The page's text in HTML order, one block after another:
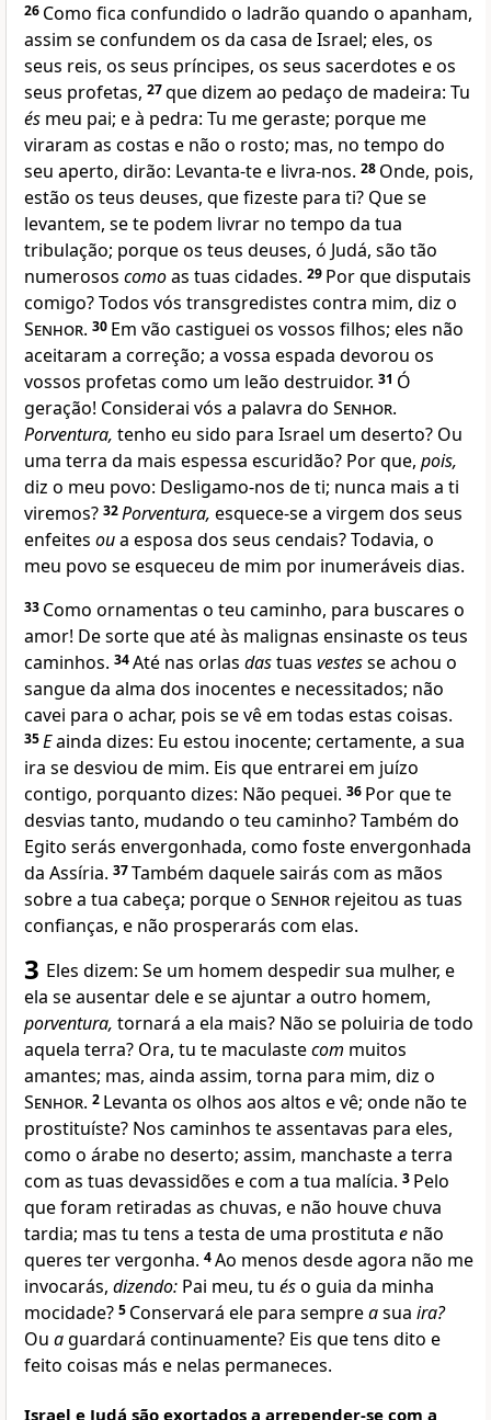
26 Como fica confundido o ladrão quando o apanham,
assim se confundem os da casa de Israel; eles, os
seus reis, os seus príncipes, os seus sacerdotes e os
seus profetas, 27que dizem ao pedaço de madeira: Tu
és meu pai; e à pedra: Tu me geraste; porque me
viraram as costas e não o rosto; mas, no tempo do
seu aperto, dirão: Levanta-te e livra-nos. 28 Onde, pois,
estão os teus deuses, que fizeste para ti? Que se
levantem, se te podem livrar no tempo da tua
tribulação; porque os teus deuses, ó Judá, são tão
numerosos comoas tuas cidades. 29 Por que disputais
comigo? Todos vós transgredistes contra mim, diz o
Senhor. 30 Em vão castiguei os vossos filhos; eles não
aceitaram a correção; a vossa espada devorou os
vossos profetas como um leão destruidor. 31 Ó
geração! Considerai vós a palavra do Senhor.
Porventura, tenho eu sido para Israel um deserto? Ou
uma terra da mais espessa escuridão? Por que, pois,
diz o meu povo: Desligamo-nos de ti; nunca mais a ti
viremos? 32Porventura, esquece-se a virgem dos seus
enfeites oua esposa dos seus cendais? Todavia, o
meu povo se esqueceu de mim por inumeráveis dias.
33 Como ornamentas o teu caminho, para buscares o
amor! De sorte que até às malignas ensinaste os teus
caminhos. 34Até nas orlas dastuas vestesse achou o
sangue da alma dos inocentes e necessitados; não
cavei para o achar, pois se vê em todas estas coisas.
35Eainda dizes: Eu estou inocente; certamente, a sua
ira se desviou de mim. Eis que entrarei em juízo
contigo, porquanto dizes: Não pequei. 36 Por que te
desvias tanto, mudando o teu caminho? Também do
Egito serás envergonhada, como foste envergonhada
da Assíria. 37Também daquele sairás com as mãos
sobre a tua cabeça; porque o Senhor rejeitou as tuas
confianças, e não prosperarás com elas.
3 Eles dizem: Se um homem despedir sua mulher, e
ela se ausentar dele e se ajuntar a outro homem,
porventura, tornará a ela mais? Não se poluiria de todo
aquela terra? Ora, tu te maculastecom muitos
amantes; mas, ainda assim, torna para mim, diz o
Senhor. 2 Levanta os olhos aos altos e vê; onde não te
prostituíste? Nos caminhos te assentavas para eles,
como o árabe no deserto; assim, manchaste a terra
com as tuas devassidões e com a tua malícia. 3 Pelo
que foram retiradas as chuvas, e não houve chuva
tardia; mas tu tens a testa de uma prostituta e não
queres ter vergonha. 4Ao menos desde agora não me
invocarás, dizendo: Pai meu, tu éso guia da minha
mocidade? 5 Conservará ele para sempreasua ira?
Ou aguardará continuamente? Eis que tens dito e
feito coisas más e nelas permaneces.
Israel e Judá são exortados a arrepender-se com a